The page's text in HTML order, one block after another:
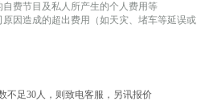
费节目及私人所产生的个人费用等
因造成的超出费用（如天灾、堵车等延误或
不足30人，则致电客服，另讯报价